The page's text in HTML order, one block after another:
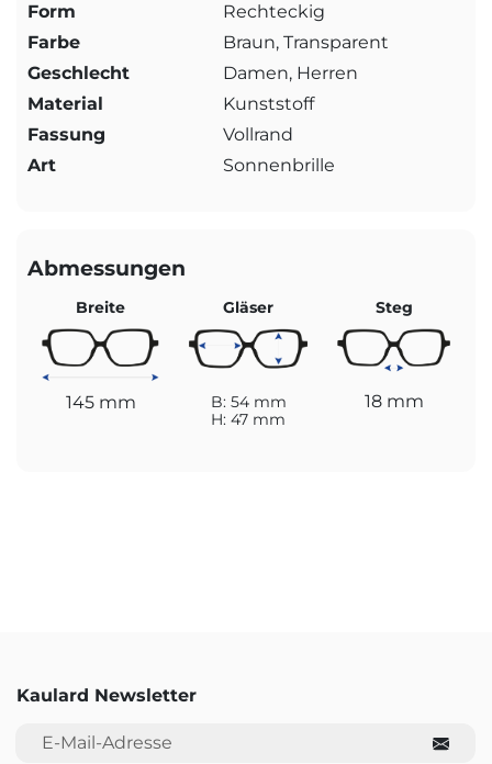
Form
Rechteckig
Farbe
Braun, Transparent
Geschlecht
Damen, Herren
Material
Kunststoff
Fassung
Vollrand
Art
Sonnenbrille
Abmessungen
Breite
145 mm
Gläser
B: 54 mm
H: 47 mm
Steg
18 mm
Kaulard Newsletter
E-Mail-Adresse